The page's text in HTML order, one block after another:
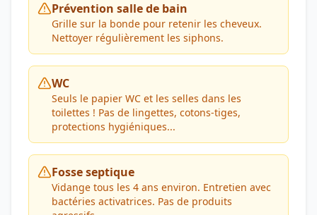
Prévention salle de bain
Grille sur la bonde pour retenir les cheveux.
Nettoyer régulièrement les siphons.
WC
Seuls le papier WC et les selles dans les
toilettes ! Pas de lingettes, cotons-tiges,
protections hygiéniques...
Fosse septique
Vidange tous les 4 ans environ. Entretien avec
bactéries activatrices. Pas de produits